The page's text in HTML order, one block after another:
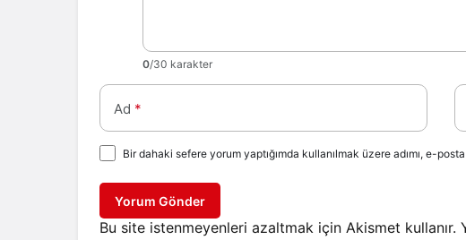
0/30 karakter
Ad *
Bir dahaki sefere yorum yaptığımda kullanılmak üzere adımı, e-
Yorum Gönder
Bu site istenmeyenleri azaltmak için Akismet kullanır.